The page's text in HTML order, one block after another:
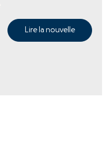
Lire la nouvelle